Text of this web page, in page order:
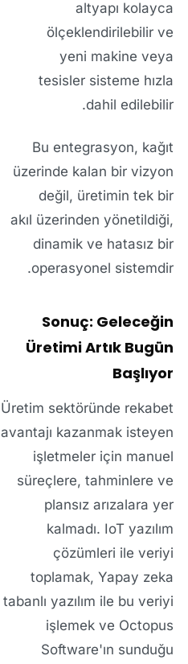
altyapı kolayca
ölçeklendirilebilir ve
yeni makine veya
tesisler sisteme hızla
dahil edilebilir.
Bu entegrasyon, kağıt
üzerinde kalan bir vizyon
değil, üretimintek bir
akıl üzerinden yönetildiği,
dinamik ve hatasız bir
operasyonel sistemdir.
Sonuç: Geleceğin
Üretimi Artık Bugün
Başlıyor
Üretim sektöründe rekabet
avantajı kazanmak isteyen
işletmeler için manuel
süreçlere, tahminlere ve
plansız arızalara yer
kalmadı. IoT yazılım
çözümleri ile veriyi
toplamak,Yapay zeka
tabanlı yazılım ile bu veriyi
işlemek ve Octopus
Software'ın sunduğu